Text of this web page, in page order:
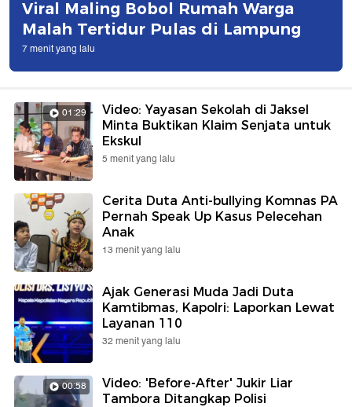
Viral Maling Bobol Rumah Warga
Malah Tertidur Pulas di Lampung
7 menit yang lalu
01:29
Video: Yayasan Sekolah di Jaksel
Minta Buktikan Klaim Senjata untuk
Ekskul
5 menit yang lalu
Cerita Duta Anti-bullying Komnas PA
Pernah Speak Up Kasus Pelecehan
Anak
13 menit yang lalu
Ajak Generasi Muda Jadi Duta
Kamtibmas, Kapolri: Laporkan Lewat
Layanan 110
32 menit yang lalu
00:58
Video: 'Before-After' Jukir Liar
Tambora Ditangkap Polisi